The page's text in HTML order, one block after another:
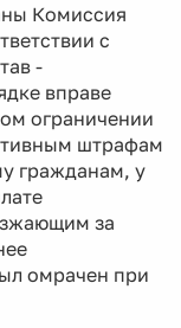
Комиссия
с
-
вправе
ограничении
штрафам
гражданам, у
за
омрачен при